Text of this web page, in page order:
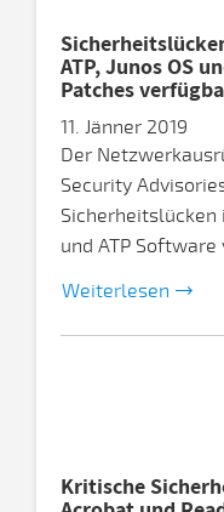
ATP, Junos OS
Patches
11. Jänner 2019
Der
Security
Sicherheitslücken
und ATP
Weiterlesen
Kritische